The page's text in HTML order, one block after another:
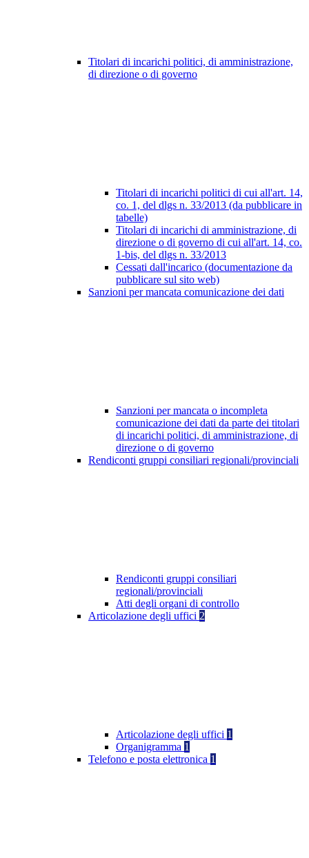
Titolari di incarichi politici, di amministrazione,
di direzione o di governo
Titolari di incarichi politici di cui all'art. 14,
co. 1, del dlgs n. 33/2013 (da pubblicare in
tabelle)
Titolari di incarichi di amministrazione, di
direzione o di governo di cui all'art. 14, co.
1-bis, del dlgs n. 33/2013
Cessati dall'incarico (documentazione da
pubblicare sul sito web)
Sanzioni per mancata comunicazione dei dati
Sanzioni per mancata o incompleta
comunicazione dei dati da parte dei titolari
di incarichi politici, di amministrazione, di
direzione o di governo
Rendiconti gruppi consiliari regionali/provinciali
Rendiconti gruppi consiliari
regionali/provinciali
Atti degli organi di controllo
Articolazione degli uffici 2
Articolazione degli uffici 1
Organigramma 1
Telefono e posta elettronica 1